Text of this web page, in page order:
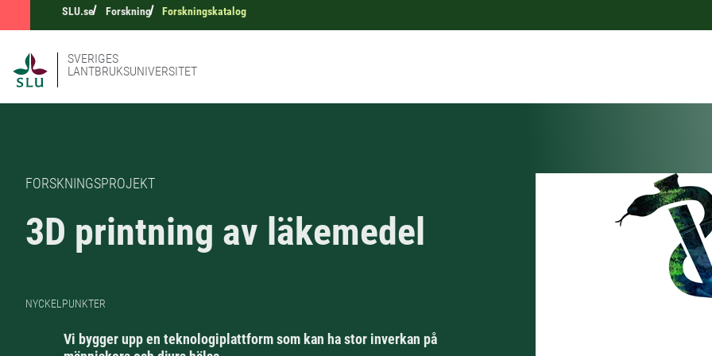
SLU.se Forskning Forskningskatalog
SVERIGES
LANTBRUKSUNIVERSITET
FORSKNINGSPROJEKT
3D printning av läkemedel
NYCKELPUNKTER
Vi bygger upp en teknologiplattform som kan ha stor inverkan på